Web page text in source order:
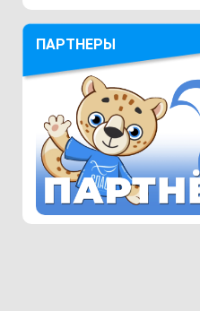
ПАРТНЕРЫ